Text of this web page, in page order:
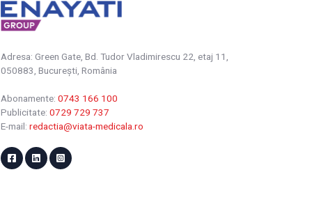
Adresa: Green Gate, Bd. Tudor Vladimirescu 22, etaj 11,
050883, Bucureşti, România
Abonamente: 0743 166 100
Publicitate: 0729 729 737
E-mail: redactia@viata-medicala.ro